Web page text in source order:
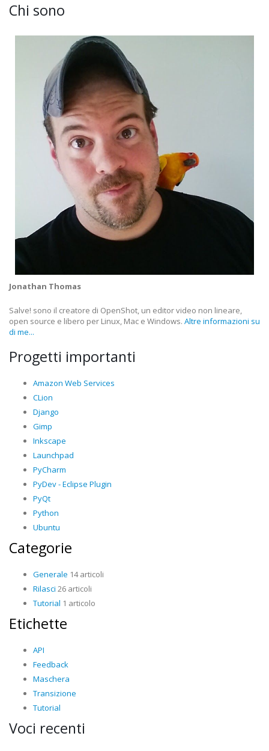
Chi sono
Jonathan Thomas
Salve! sono il creatore di OpenShot, un editor video non lineare,
open source e libero per Linux, Mac e Windows. Altre informazioni su
di me...
Progetti importanti
Amazon Web Services
CLion
Django
Gimp
Inkscape
Launchpad
PyCharm
PyDev - Eclipse Plugin
PyQt
Python
Ubuntu
Categorie
Generale 14 articoli
Rilasci 26 articoli
Tutorial 1 articolo
Etichette
API
Feedback
Maschera
Transizione
Tutorial
Voci recenti